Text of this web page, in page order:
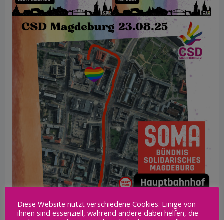
Diese Website nutzt verschiedene Cookies. Einige von
ihnen sind essenziell, während andere dabei helfen, die